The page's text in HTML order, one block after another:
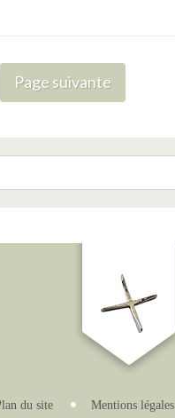
Page suivante
du site Mentions légales